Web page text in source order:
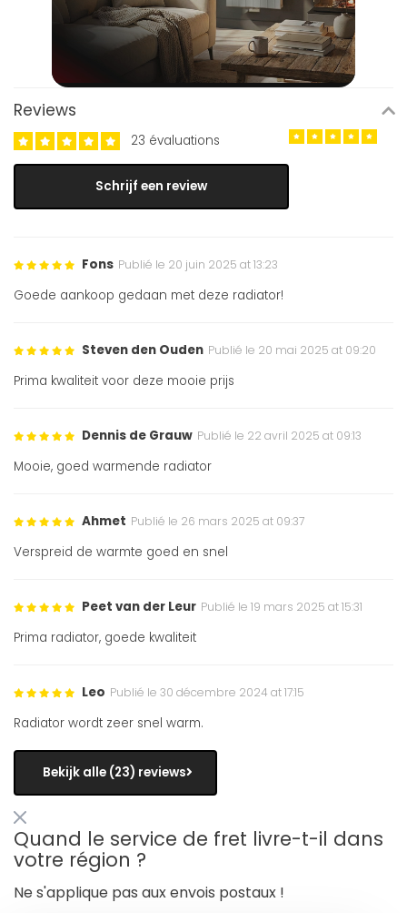
Reviews
23 évaluations
Schrijf een review
Fons Publié le 20 juin 2025 at 13:23
Goede aankoop gedaan met deze radiator!
Steven den Ouden Publié le 20 mai 2025 at 09:20
Prima kwaliteit voor deze mooie prijs
Dennis de Grauw Publié le 22 avril 2025 at 09:13
Mooie, goed warmende radiator
Ahmet Publié le 26 mars 2025 at 09:37
Verspreid de warmte goed en snel
Peet van der Leur Publié le 19 mars 2025 at 15:31
Prima radiator, goede kwaliteit
Leo Publié le 30 décembre 2024 at 17:15
Radiator wordt zeer snel warm.
Bekijk alle (23) reviews
Quand le service de fret livre-t-il dans
votre région ?
Ne s'applique pas aux envois postaux !